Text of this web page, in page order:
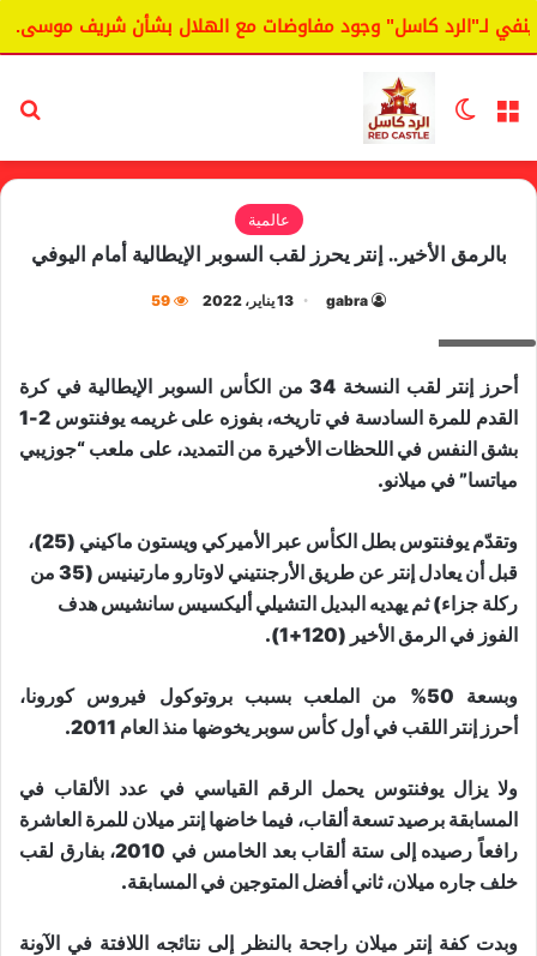
لـ"الرد كاسل" وجود مفاوضات مع الهلال بشأن شريف موسى.
القائمة الوضع المظلم
عالمية
بالرمق الأخير.. إنتر يحرز لقب السوبر الإيطالية أمام اليوفي
gabra 13 يناير، 2022 59
أحرز إنتر لقب النسخة 34 من الكأس السوبر الإيطالية في كرة
القدم للمرة السادسة في تاريخه، بفوزه على غريمه يوفنتوس 2-1
بشق النفس في اللحظات الأخيرة من التمديد، على ملعب “جوزيبي
مياتسا” في ميلانو.
وتقدّم يوفنتوس بطل الكأس عبر الأميركي ويستون ماكيني (25)،
قبل أن يعادل إنتر عن طريق الأرجنتيني لاوتارو مارتينيس (35 من
ركلة جزاء) ثم يهديه البديل التشيلي أليكسيس سانشيس هدف
الفوز في الرمق الأخير (120+1).
وبسعة 50% من الملعب بسبب بروتوكول فيروس كورونا،
أحرز إنتر اللقب في أول كأس سوبر يخوضها منذ العام 2011.
ولا يزال يوفنتوس يحمل الرقم القياسي في عدد الألقاب في
المسابقة برصيد تسعة ألقاب، فيما خاضها إنتر ميلان للمرة العاشرة
رافعاً رصيده إلى ستة ألقاب بعد الخامس في 2010، بفارق لقب
خلف جاره ميلان، ثاني أفضل المتوجين في المسابقة.
وبدت كفة إنتر ميلان راجحة بالنظر إلى نتائجه اللافتة في الآونة